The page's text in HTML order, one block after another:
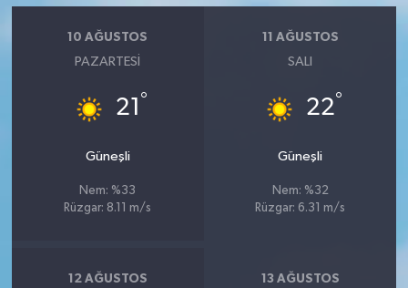
10 AĞUSTOS
PAZARTESI
21 °
Güneşli
Nem: %33
Rüzgar: 8.11 m/s
11 AĞUSTOS
SALI
22°
Güneşli
Nem: %32
Rüzgar: 6.31 m/s
12 AĞUSTOS 13 AĞUSTOS